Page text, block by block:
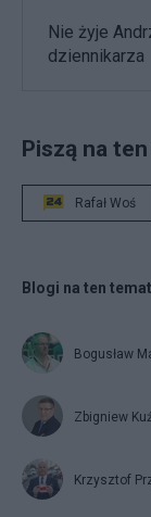
Nie żyje
dziennikarza
Piszą na
Rafał Woś
Blogi na ten temat
Bogusław
Zbigniew
Krzysztof